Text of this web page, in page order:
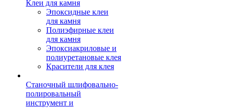
Клеи для камня
Эпоксидные клеи
для камня
Полиэфирные клеи
для камня
Эпоксиакриловые и
полиуретановые клея
Красители для клея
Станочный шлифовально-
полировальный
инструмент и